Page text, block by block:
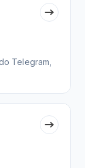
Telegram,